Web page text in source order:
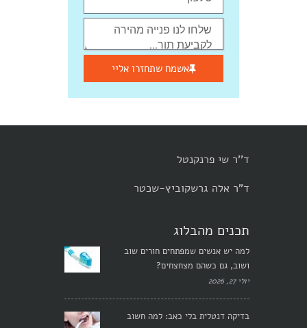
אשמח שתחזרו אליי
ד''ר שי פרנקנטל
ד"ר אלה גרשקוביץ-שכטר
תכנים מהבלוג
למה יש אנשים שמפתחים חורים שוב
ושוב, גם כשהם מצחצחים?
יולי 27, 2026
בדיקה דנטלית בלי כאב: למה חשוב